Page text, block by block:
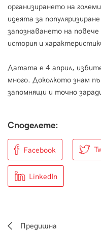
организирането на
идеята за
запознаването на
история и
Датата е 4 април,
много. Доколкото знам
запомнящи и точно
Споделете:
Facebook
LinkedIn
Предишна